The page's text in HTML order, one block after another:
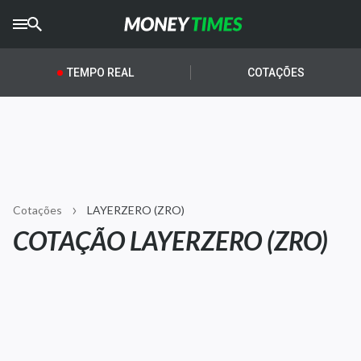
CRYPTOTIMES
AGROTIMES
Newsletters
Money Trader
TEMPO REAL COTAÇÕES
Cotações LAYERZERO (ZRO)
COTAÇÃO LAYERZERO (ZRO)